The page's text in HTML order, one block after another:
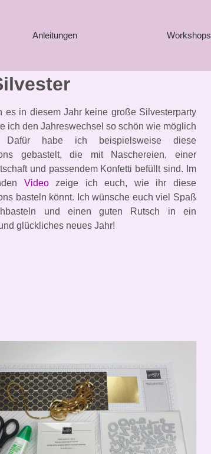
Anleitungen Workshops
es in diesem Jahr keine große Silvesterparty
ich den Jahreswechsel so schön wie möglich
Dafür habe ich beispielsweise diese
gebastelt, die mit Naschereien, einer
und passendem Konfetti befüllt sind. Im
Videozeige ich euch, wie ihr diese
basteln könnt. Ich wünsche euch viel Spaß
und einen guten Rutsch in ein
glückliches neues Jahr!